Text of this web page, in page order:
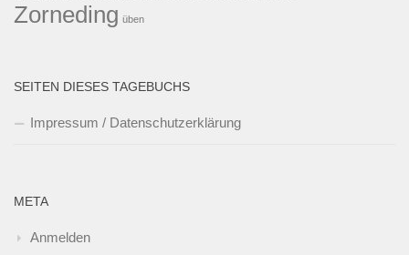
Zorneding üben
SEITEN DIESES TAGEBUCHS
Impressum / Datenschutzerklärung
META
Anmelden